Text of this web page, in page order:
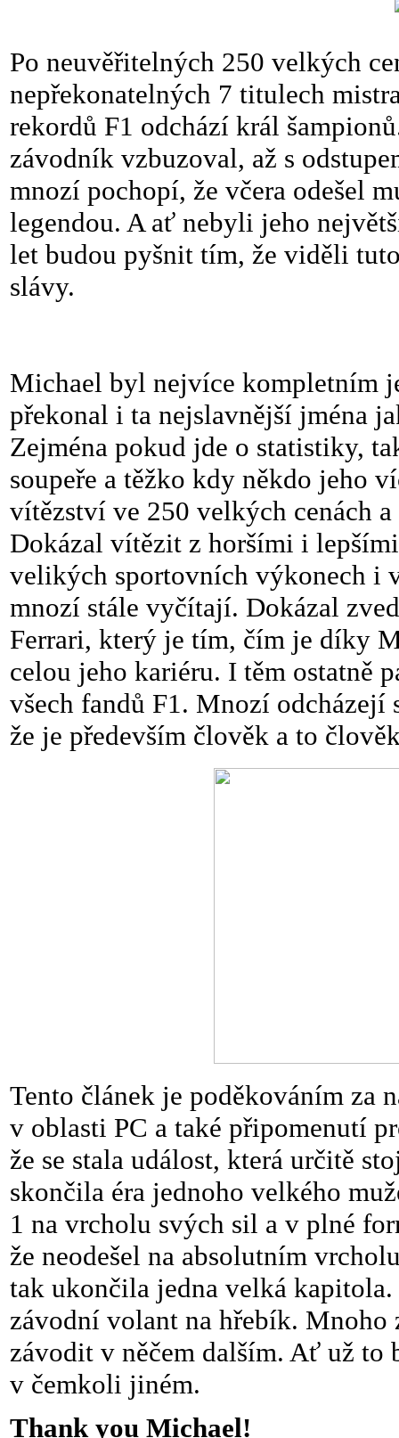
Po neuvěřitelných 250 velkých
nepřekonatelných 7 titulech
rekordů F1 odchází král
závodník vzbuzoval, až s
mnozí pochopí, že včera odešel
legendou. A ať nebyli jeho
let budou pyšnit tím, že viděli
slávy.
Michael byl nejvíce kompletním
překonal i ta nejslavnější jména
Zejména pokud jde o statistiky,
soupeře a těžko kdy někdo jeho
vítězství ve 250 velkých cenách
Dokázal vítězit z horšími i
velikých sportovních výkonech i
mnozí stále vyčítají. Dokázal
Ferrari, který je tím, čím je díky
celou jeho kariéru. I těm ostatně
všech fandů F1. Mnozí
že je především člověk a to
Tento článek je poděkováním za
v oblasti PC a také připomenutí
že se stala událost, která určitě
skončila éra jednoho velkého
1 na vrcholu svých sil a v plné
že neodešel na absolutním
tak ukončila jedna velká
závodní volant na hřebík. Mnoho
závodit v něčem dalším. Ať už to
v čemkoli jiném.
Thank you Michael!